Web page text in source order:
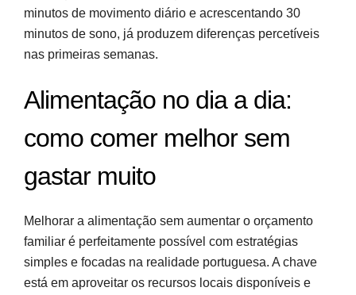
minutos de movimento diário e acrescentando 30
minutos de sono, já produzem diferenças percetíveis
nas primeiras semanas.
Alimentação no dia a dia:
como comer melhor sem
gastar muito
Melhorar a alimentação sem aumentar o orçamento
familiar é perfeitamente possível com estratégias
simples e focadas na realidade portuguesa. A chave
está em aproveitar os recursos locais disponíveis e